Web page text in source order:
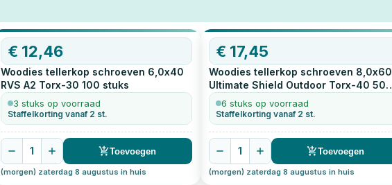
€ 12,46
Woodies tellerkop schroeven 6,0x40
RVS A2 Torx-30 100 stuks
3 stuks op voorraad
Staffelkorting vanaf 2 st.
1 Toevoegen
(morgen) zaterdag 8 augustus in huis
€ 17,45
Woodies tellerkop schroeven 8,0x60
Ultimate Shield Outdoor Torx-40 50
stuks6 stuks op voorraad
Staffelkorting vanaf 2 st.
1 Toevoegen
(morgen) zaterdag 8 augustus in huis